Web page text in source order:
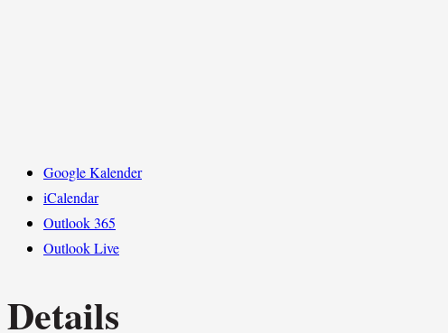
Google Kalender
iCalendar
Outlook 365
Outlook Live
Details